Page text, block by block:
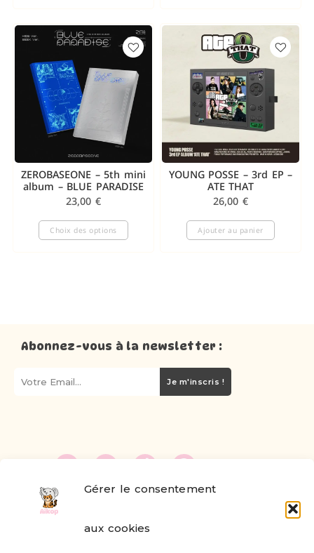
Gérer le consentement
aux cookies
ZEROBASEONE – 5th mini
album – BLUE PARADISE
23,00 €
Choix des options
YOUNG POSSE – 3rd EP –
ATE THAT
26,00 €
Ajouter au panier
Abonnez-vous à la newsletter :
Je m'inscris !